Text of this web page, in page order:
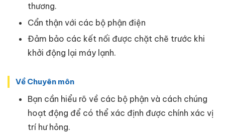
thương.
Cẩn thận với các bộ phận điện
Đảm bảo các kết nối được chặt chẽ trước khi
khởi động lại máy lạnh.
Về Chuyên môn
Bạn cần hiểu rõ về các bộ phận và cách chúng
hoạt động để có thể xác định được chính xác vị
trí hư hỏng.